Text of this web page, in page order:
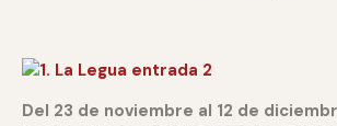
Del 23 de noviembre al 12 de